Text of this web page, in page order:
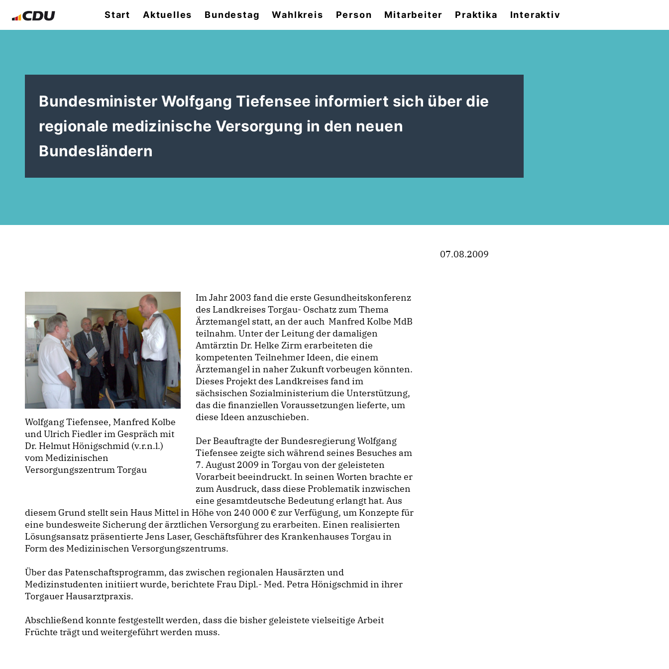
Start Aktuelles Bundestag Wahlkreis Person Mitarbeiter Praktika Interaktiv
Bundesminister Wolfgang Tiefensee informiert sich über die
regionale medizinische Versorgung in den neuen
Bundesländern
Wolfgang Tiefensee, Manfred Kolbe
und Ulrich Fiedler im Gespräch mit
Dr. Helmut Hönigschmid (v.r.n.l.)
vom Medizinischen
Versorgungszentrum Torgau
Im Jahr 2003 fand die erste Gesundheitskonferenz
des Landkreises Torgau- Oschatz zum Thema
Ärztemangel statt, an der auch Manfred Kolbe MdB
teilnahm. Unter der Leitung der damaligen
Amtärztin Dr. Helke Zirm erarbeiteten die
kompetenten Teilnehmer Ideen, die einem
Ärztemangel in naher Zukunft vorbeugen könnten.
Dieses Projekt des Landkreises fand im
sächsischen Sozialministerium die Unterstützung,
das die finanziellen Voraussetzungen lieferte, um
diese Ideen anzuschieben.
Der Beauftragte der Bundesregierung Wolfgang
Tiefensee zeigte sich während seines Besuches am
7. August 2009 in Torgau von der geleisteten
Vorarbeit beeindruckt. In seinen Worten brachte er
zum Ausdruck, dass diese Problematik inzwischen
eine gesamtdeutsche Bedeutung erlangt hat. Aus
diesem Grund stellt sein Haus Mittel in Höhe von 240 000 € zur Verfügung, um Konzepte für
eine bundesweite Sicherung der ärztlichen Versorgung zu erarbeiten. Einen realisierten
Lösungsansatz präsentierte Jens Laser, Geschäftsführer des Krankenhauses Torgau in
Form des Medizinischen Versorgungszentrums.
Über das Patenschaftsprogramm, das zwischen regionalen Hausärzten und
Medizinstudenten initiiert wurde, berichtete Frau Dipl.- Med. Petra Hönigschmid in ihrer
Torgauer Hausarztpraxis.
Abschließend konnte festgestellt werden, dass die bisher geleistete vielseitige Arbeit
Früchte trägt und weitergeführt werden muss.
07.08.2009